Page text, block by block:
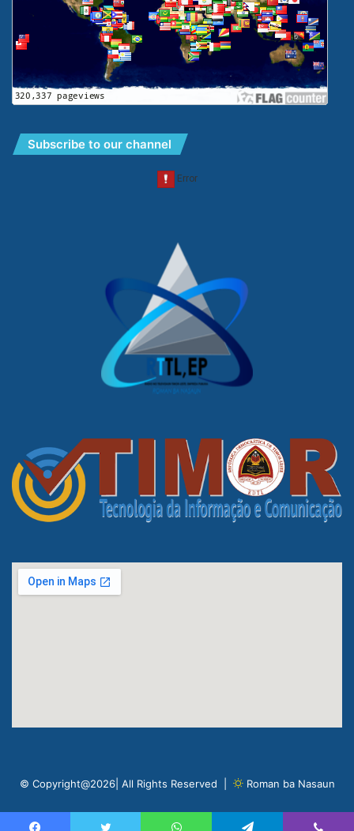
Subscribe to our channel
© Copyright@2026| All Rights Reserved | Roman ba Nasaun